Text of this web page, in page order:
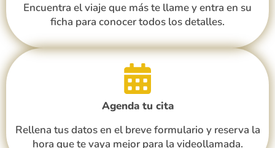
Encuentra el viaje que más te llame y entra en su
ficha para conocer todos los detalles.
Agenda tu cita
Rellena tus datos en el breve formulario y reserva la
hora que te vaya mejor para la videollamada.